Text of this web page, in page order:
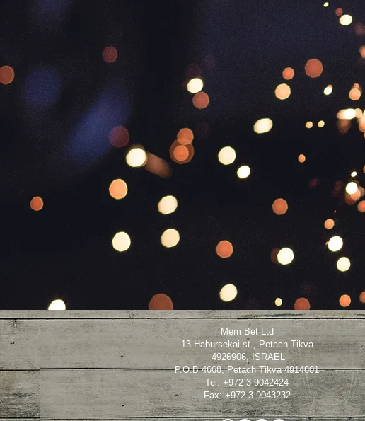
Mem Bet Ltd
13 Habursekai st., Petach-Tikva
4926906, ISRAEL
P.O.B 4668, Petach Tikva 4914601
Tel: +972-3-9042424
Fax: +972-3-9043232